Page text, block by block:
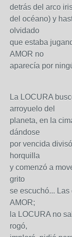
detrás del arco
del océano) y
olvidado
que estaba
AMOR no
aparecía por
La LOCURA
arroyuelo del
planeta, en la
dándose
por vencida
horquilla
y comenzó a
grito
se escuchó...
AMOR;
la LOCURA no
rogó,